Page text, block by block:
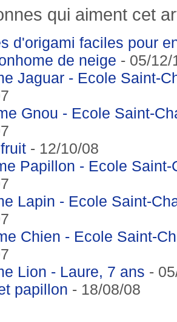
qui aiment cet
d'origami faciles pour
de neige - 05/12/
Jaguar - Ecole Saint-
Gnou - Ecole Saint-
- 12/10/08
Papillon - Ecole
Lapin - Ecole Saint-
Chien - Ecole Saint-
Lion - Laure, 7 ans -
papillon - 18/08/08